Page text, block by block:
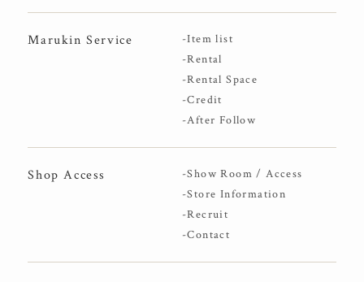
Marukin Service
-Item list
-Rental
-Rental Space
-Credit
-After Follow
Shop Access
-Show Room / Access
-Store Information
-Recruit
-Contact